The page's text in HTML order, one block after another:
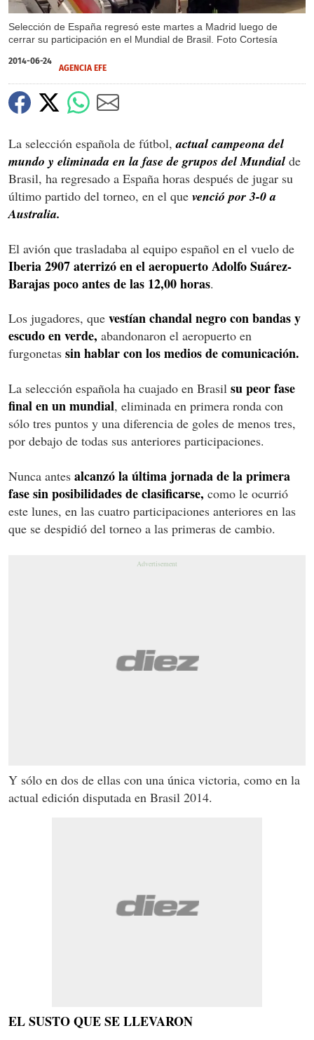
Selección de España regresó este martes a Madrid luego de
cerrar su participación en el Mundial de Brasil. Foto Cortesía
2014-06-24
AGENCIA EFE
La selección española de fútbol,actual campeona del
mundo y eliminada en la fase de grupos del Mundial de
Brasil, ha regresado a España horas después de jugar su
último partido del torneo, en el que venció por 3-0 a
Australia.
El avión que trasladaba al equipo español en el vuelo de
Iberia 2907 aterrizó en el aeropuerto Adolfo Suárez-
Barajas poco antes de las 12,00 horas.
Los jugadores, que vestían chandal negro con bandas y
escudo en verde, abandonaron el aeropuerto en
furgonetas sin hablar con los medios de comunicación.
La selección española ha cuajado en Brasil su peor fase
final en un mundial, eliminada en primera ronda con
sólo tres puntos y una diferencia de goles de menos tres,
por debajo de todas sus anteriores participaciones.
Nunca antes alcanzó la última jornada de la primera
fase sin posibilidades de clasificarse, como le ocurrió
este lunes, en las cuatro participaciones anteriores en las
que se despidió del torneo a las primeras de cambio.
Y sólo en dos de ellas con una única victoria, como en la
actual edición disputada en Brasil 2014.
EL SUSTO QUE SE LLEVARON